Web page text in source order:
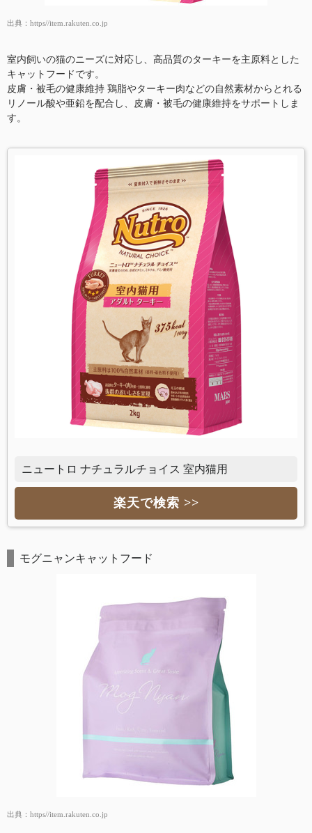
出典： https//item.rakuten.co.jp
室内飼いの猫のニーズに対応し、高品質のターキーを主原料とした
キャットフードです。
皮膚・被毛の健康維持 鶏脂やターキー肉などの自然素材からとれる
リノール酸や亜鉛を配合し、皮膚・被毛の健康維持をサポートしま
す。
ニュートロ ナチュラルチョイス 室内猫用
楽天で検索 >>
モグニャンキャットフード
出典： https//item.rakuten.co.jp